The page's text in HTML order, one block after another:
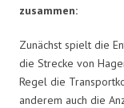
zusammen:
Zunächst spielt die
die Strecke von
Regel die
anderem auch die